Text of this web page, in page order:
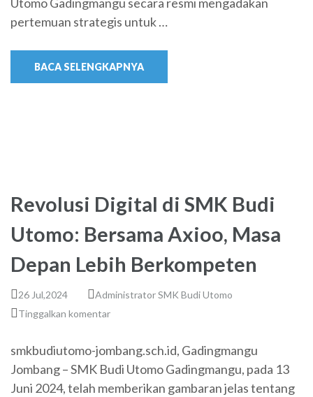
pertemuan strategis untuk …
BACA SELENGKAPNYA
Revolusi Digital di SMK Budi
Utomo: Bersama Axioo, Masa
Depan Lebih Berkompeten
26 Jul,2024
Administrator SMK Budi Utomo
Tinggalkan komentar
smkbudiutomo-jombang.sch.id, Gadingmangu
Jombang – SMK Budi Utomo Gadingmangu, pada 13
Juni 2024, telah memberikan gambaran jelas tentang